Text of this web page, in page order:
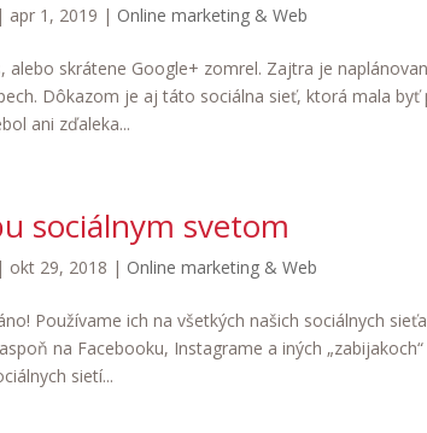
| apr 1, 2019 | Online marketing & Web
alebo skrátene Google+ zomrel. Zajtra je
Dôkazom je aj táto sociálna sieť, ktorá mala
ani zďaleka...
sociálnym svetom
| okt 29, 2018 | Online marketing & Web
Používame ich na všetkých našich sociálnych
na Facebooku, Instagrame a iných
sietí...